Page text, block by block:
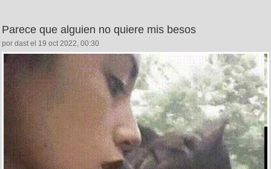
Parece que alguien no quiere mis besos
por dast el 19 oct 2022, 00:30